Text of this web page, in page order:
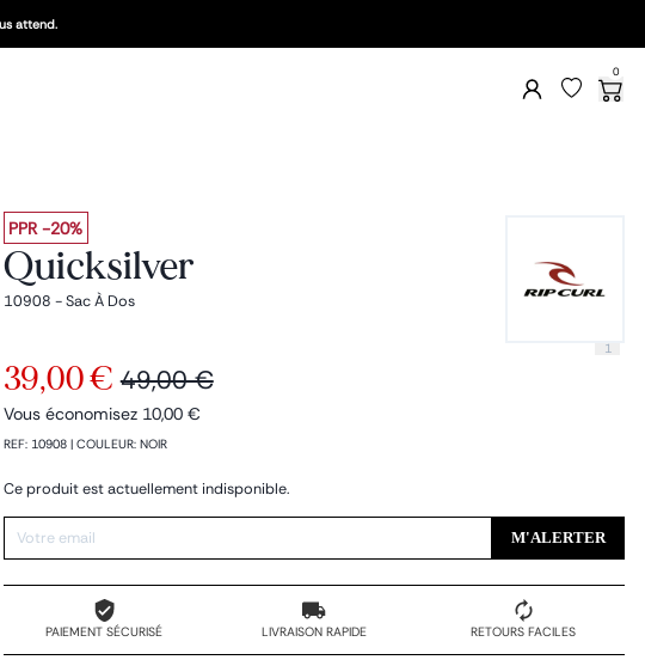
attend.
0
PPR -20%
Quicksilver
10908 - Sac À Dos
1
39,00 € 49,00 €
Vous économisez 10,00 €
REF: 10908| COULEUR: NOIR
Ce produit est actuellement indisponible.
M'ALERTER
PAIEMENT SÉCURISÉ LIVRAISON RAPIDE RETOURS FACILES